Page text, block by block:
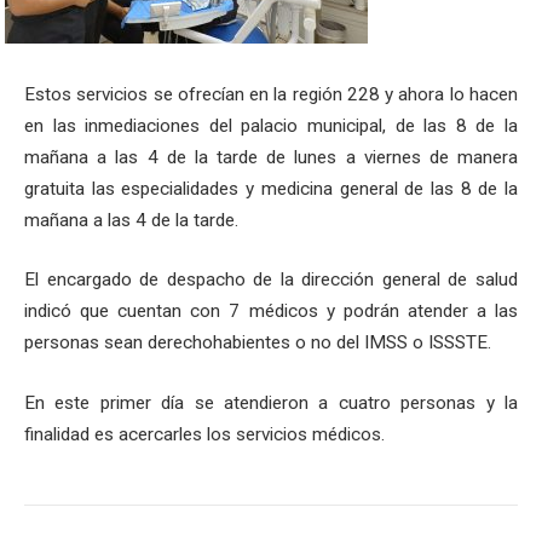
Estos servicios se ofrecían en la región 228 y ahora lo hacen
en las inmediaciones del palacio municipal, de las 8 de la
mañana a las 4 de la tarde de lunes a viernes de manera
gratuita las especialidades y medicina general de las 8 de la
mañana a las 4 de la tarde.
El encargado de despacho de la dirección general de salud
indicó que cuentan con 7 médicos y podrán atender a las
personas sean derechohabientes o no del IMSS o ISSSTE.
En este primer día se atendieron a cuatro personas y la
finalidad es acercarles los servicios médicos.